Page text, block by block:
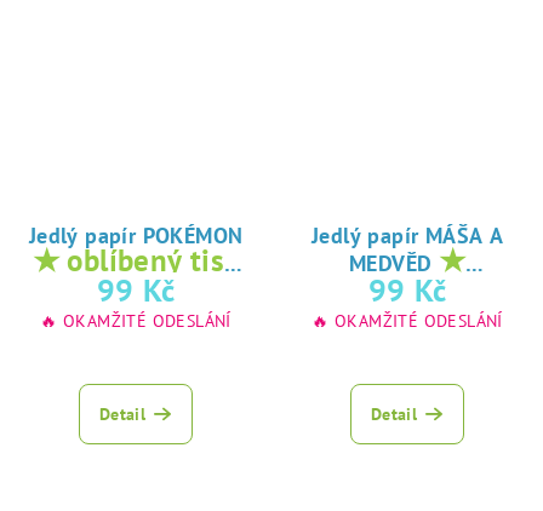
Jedlý papír POKÉMON
★ oblíbený tisk
na jedlý papír
99 Kč
🔥 OKAMŽITÉ ODESLÁNÍ
Detail
Jedlý papír MÁŠA A
MEDVĚD ★
oblíbený tisk na
jedlý papír
99 Kč
🔥 OKAMŽITÉ ODESLÁNÍ
Detail